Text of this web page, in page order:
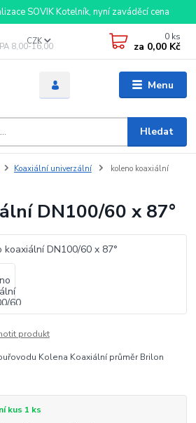
SOVIK Kotelník, nyní zaváděcí cena
Menu
CZK
Hledat
8,00-16,00
0 ks
za 0,00 Kč
Koaxiální univerzální
koleno koaxiální
DN100/60 x 87°
produkt
Kolena Koaxiální průměr Brilon
kus 1 ks